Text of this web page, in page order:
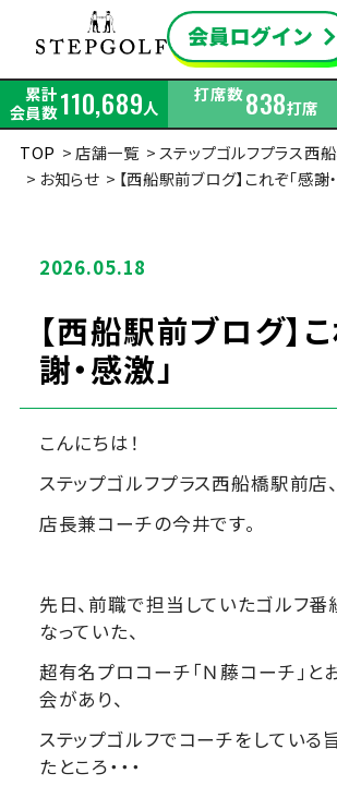
累計
会員数110,689人
打席数838打席
TOP
店舗一覧
ステップゴルフプラス西
お知らせ
【西船駅前ブログ】これぞ「感謝
2026.05.18
【西船駅前ブログ】
謝・感激」
こんにちは！
ステップゴルフプラス西船橋駅前店、
店長兼コーチの今井です。
先日、前職で担当していたゴルフ
なっていた、
超有名プロコーチ「Ｎ藤コーチ」と
会があり、
ステップゴルフでコーチをしている
たところ・・・